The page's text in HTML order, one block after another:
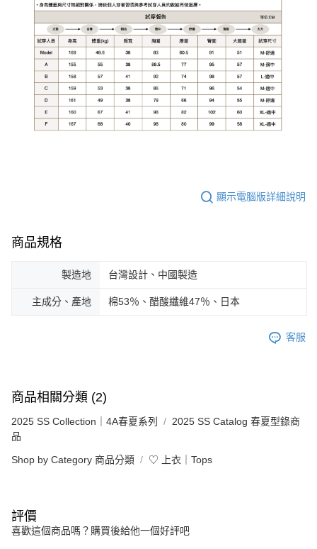
顯示電腦版詳細說明
商品規格
製造地 台灣設計、中國製造
主成分、產地 棉53％、醋酸纖維47％、日本
客服
商品相關分類 (2)
2025 SS Collection｜4A春夏系列
2025 SS Catalog 春夏型錄商
品
Shop by Category 商品分類 ♡ 上衣｜Tops
評價
喜歡這個商品嗎？購買後給他一個好評吧